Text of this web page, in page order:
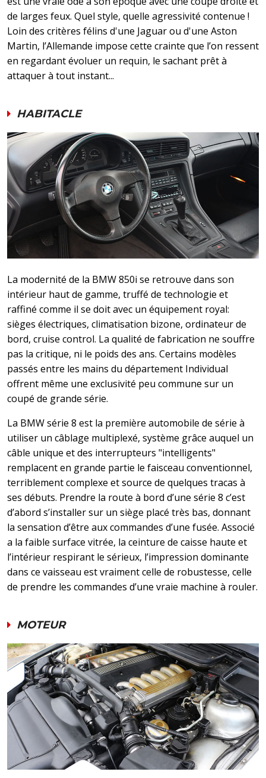
de larges feux. Quel style, quelle agressivité contenue !
Loin des critères félins d'une Jaguar ou d'une Aston
Martin, l’Allemande impose cette crainte que l’on ressent
en regardant évoluer un requin, le sachant prêt à
attaquer à tout instant...
HABITACLE
La modernité de la BMW 850i se retrouve dans son
intérieur haut de gamme, truffé de technologie et
raffiné comme il se doit avec un équipement royal:
sièges électriques, climatisation bizone, ordinateur de
bord, cruise control. La qualité de fabrication ne souffre
pas la critique, ni le poids des ans. Certains modèles
passés entre les mains du département Individual
offrent même une exclusivité peu commune sur un
coupé de grande série.
La BMW série 8 est la première automobile de série à
utiliser un câblage multiplexé, système grâce auquel un
câble unique et des interrupteurs "intelligents"
remplacent en grande partie le faisceau conventionnel,
terriblement complexe et source de quelques tracas à
ses débuts. Prendre la route à bord d’une série 8 c’est
d’abord s’installer sur un siège placé très bas, donnant
la sensation d’être aux commandes d’une fusée. Associé
a la faible surface vitrée, la ceinture de caisse haute et
l’intérieur respirant le sérieux, l’impression dominante
dans ce vaisseau est vraiment celle de robustesse, celle
de prendre les commandes d’une vraie machine à rouler.
MOTEUR